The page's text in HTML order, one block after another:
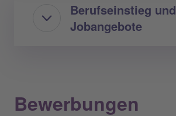
Berufseinstieg und
Jobangebote
Bewerbungen